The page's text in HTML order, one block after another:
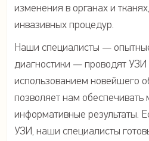
изменения в органах и
инвазивных процедур.
Наши специалисты —
диагностики — проводят
использованием новейшего
позволяет нам
информативные результаты.
УЗИ, наши специалисты